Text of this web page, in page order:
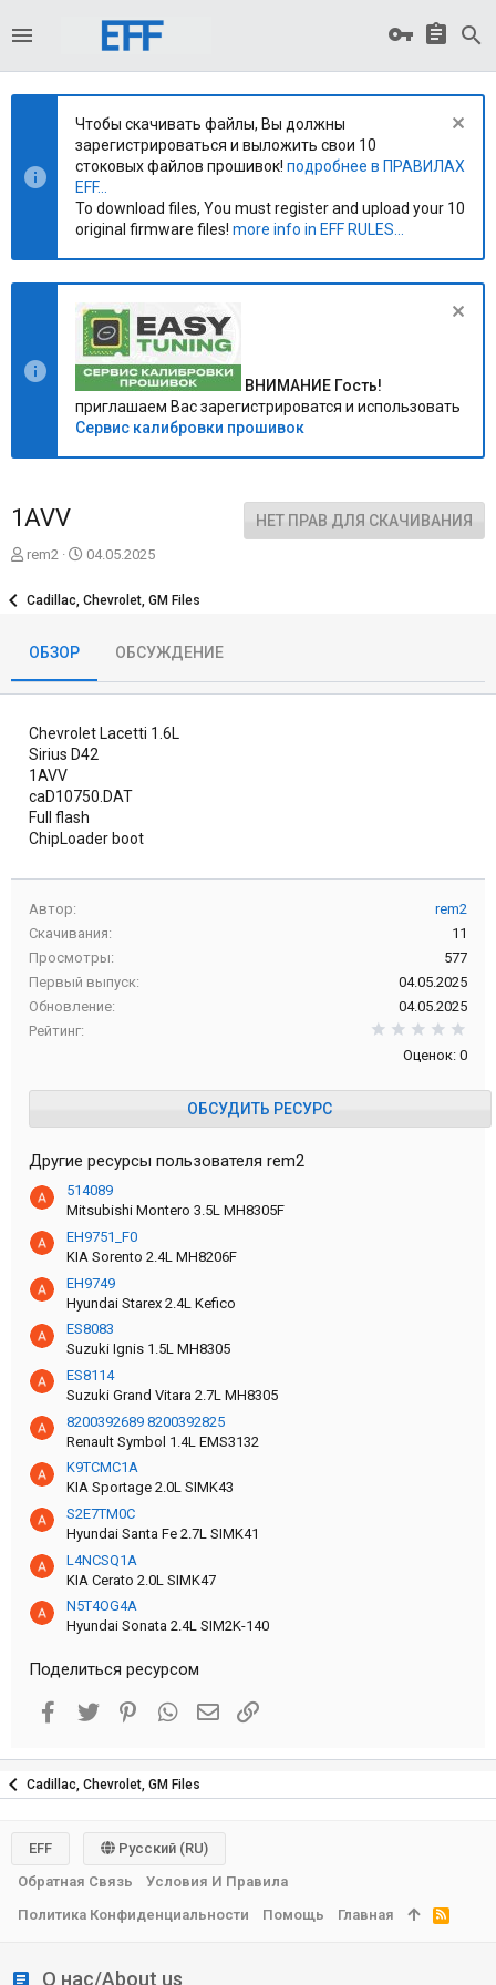
Чтобы скачивать файлы, Вы должны
зарегистрироваться и выложить свои 10
стоковых файлов прошивок! подробнее в ПРАВИЛАХ
EFF...
To download files, You must register and upload your 10
original firmware files! more info in EFF RULES...
ВНИМАНИЕ Гость!
приглашаем Вас зарегистрироватся и использовать
Сервис калибровки прошивок
1AVV НЕТ ПРАВ ДЛЯ СКАЧИВАНИЯ
А
т
rem2
Д
т
д
н
и
04.05.2025
Cadillac, Chevrolet, GM Files
ОБЗОР ОБСУЖДЕНИЕ
Chevrolet Lacetti 1.6L
Sirius D42
1AVV
caD10750.DAT
Full flash
ChipLoader boot
Автор
rem2
Скачивания
11
Просмотры
577
Первый выпуск
04.05.2025
Обновление
04.05.2025
Рейтинг
Оценок: 0
ОБСУДИТЬ РЕСУРС
Другие ресурсы пользователя rem2
514089
Mitsubishi Montero 3.5L MH8305F
EH9751_F0
KIA Sorento 2.4L MH8206F
EH9749
Hyundai Starex 2.4L Kefico
ES8083
Suzuki Ignis 1.5L MH8305
ES8114
Suzuki Grand Vitara 2.7L MH8305
8200392689 8200392825
Renault Symbol 1.4L EMS3132
K9TCMC1A
KIA Sportage 2.0L SIMK43
S2E7TM0C
Hyundai Santa Fe 2.7L SIMK41
L4NCSQ1A
KIA Cerato 2.0L SIMK47
N5T4OG4A
Hyundai Sonata 2.4L SIM2K-140
Поделиться ресурсом
Facebook
Twitter PinterestWhatsAppЭлектронная почта
Ссылка
Cadillac, Chevrolet, GM Files
О нас/About us
EFF
Русский (RU)
Обратная Связь
Условия И Правила
Политика Конфиденциальности
Помощь Главная
R